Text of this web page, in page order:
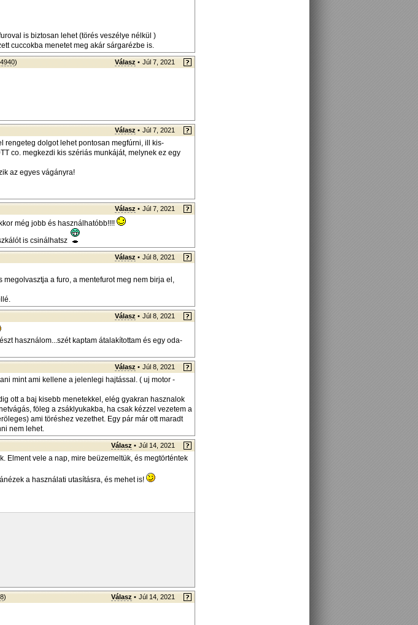
is biztosan lehet (törés veszélye nélkül )
cuccokba menetet meg akár sárgarézbe is.
) Válasz • Júl 7, 2021
Válasz • Júl 7, 2021
rengeteg dolgot lehet pontosan megfúrni, ill kis-
co. megkezdi kis szériás munkáját, melynek ez egy
az egyes vágányra!
Válasz • Júl 7, 2021
még jobb és használhatóbb!!!!
is csinálhatsz
Válasz • Júl 8, 2021
a furo, a mentefurot meg nem birja el,
Válasz • Júl 8, 2021
használom...szét kaptam átalakítottam és egy oda-
Válasz • Júl 8, 2021
mint ami kellene a jelenlegi hajtással. ( uj motor -
ott a baj kisebb menetekkel, elég gyakran hasznalok
föleg a zsáklyukakba, ha csak kézzel vezetem a
ami töréshez vezethet. Egy pár már ott maradt
nem lehet.
Válasz • Júl 14, 2021
Elment vele a nap, mire beüzemeltük, és megtörténtek
a használati utasításra, és mehet is!
) Válasz • Júl 14, 2021